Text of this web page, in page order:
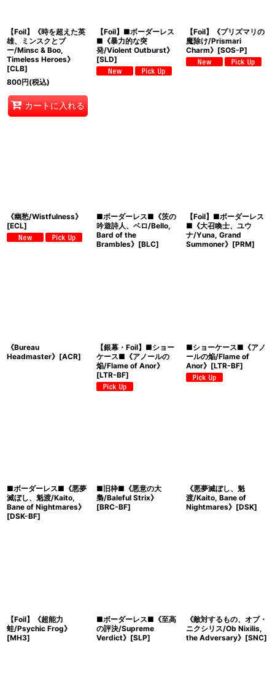
【Foil】《時を超えた英
雄、ミンスクとブ
ー/Minsc & Boo,
Timeless Heroes》
[CLB]
800円(税込)
カートに入れる
【Foil】■ボーダーレス
■《暴力的な突
発/Violent Outburst》
[SLD]
【Foil】《プリズマリの
魔除け/Prismari
Charm》[SOS-P]
《幽愁/Wistfulness》
[ECL]
■ボーダーレス■《茨の
吟遊詩人、ベロ/Bello,
Bard of the
Brambles》[BLC]
【Foil】■ボーダーレス
■《大召喚士、ユウ
ナ/Yuna, Grand
Summoner》[PRM]
《Bureau
Headmaster》[ACR]
【銀幕・Foil】■ショー
ケース■《アノールの
焔/Flame of Anor》
[LTR-BF]
■ショーケース■《アノ
ールの焔/Flame of
Anor》[LTR-BF]
■ボーダーレス■《悪夢
滅ぼし、魁渡/Kaito,
Bane of Nightmares》
[DSK-BF]
■旧枠■《悪意の大
梟/Baleful Strix》
[BRC-BF]
《悪夢滅ぼし、魁
渡/Kaito, Bane of
Nightmares》[DSK]
【Foil】《超能力
蛙/Psychic Frog》
[MH3]
■ボーダーレス■《至高
の評決/Supreme
Verdict》[SLP]
《敵対するもの、オブ・
ニクシリス/Ob Nixilis,
the Adversary》[SNC]